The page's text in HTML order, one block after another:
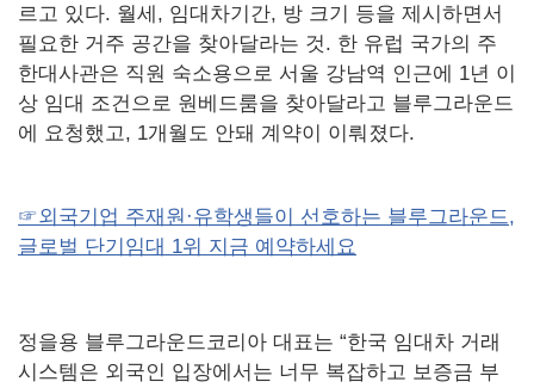
르고 있다. 월세, 임대차기간, 방 크기 등을 제시하면서
필요한 거주 공간을 찾아달라는 것. 한 유럽 국가의 주
한대사관은 직원 숙소용으로 서울 강남역 인근에 1년 이
상 임대 조건으로 원베드룸을 찾아달라고 블루그라운드
에 요청했고, 1개월도 안돼 계약이 이뤄졌다.
☞외국기업 주재원·유학생들이 선호하는 블루그라운드,
글로벌 단기임대 1위 지금 예약하세요
정을용 블루그라운드코리아 대표는 “한국 임대차 거래
시스템은 외국인 입장에서는 너무 복잡하고 보증금 부